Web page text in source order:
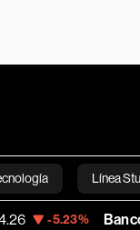
Línea
English
Banco de